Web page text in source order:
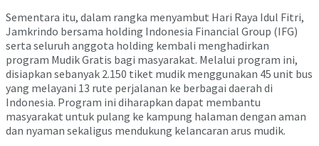
Sementara itu, dalam rangka menyambut Hari Raya Idul Fitri,
Jamkrindo bersama holding Indonesia Financial Group (IFG)
serta seluruh anggota holding kembali menghadirkan
program Mudik Gratis bagi masyarakat. Melalui program ini,
disiapkan sebanyak 2.150 tiket mudik menggunakan 45 unit bus
yang melayani 13 rute perjalanan ke berbagai daerah di
Indonesia. Program ini diharapkan dapat membantu
masyarakat untuk pulang ke kampung halaman dengan aman
dan nyaman sekaligus mendukung kelancaran arus mudik.